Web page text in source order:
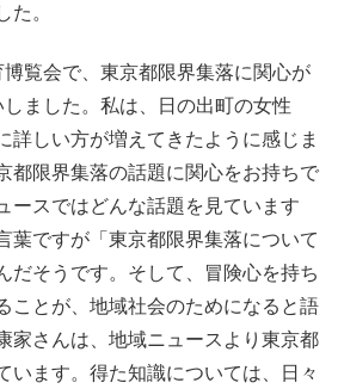
た。
覧会で、東京都限界集落に関心が
ました。私は、日の出町の女性
詳しい方が増えてきたように感じま
都限界集落の話題に関心をお持ちで
ースではどんな話題を見ています
葉ですが「東京都限界集落について
だそうです。そして、冒険心を持ち
ことが、地域社会のためになると語
家さんは、地域ニュースより東京都
います。得た知識については、日々